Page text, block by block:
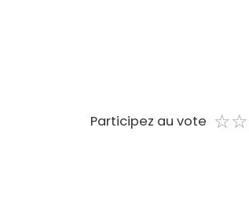
Participez au vote ☆☆
★★